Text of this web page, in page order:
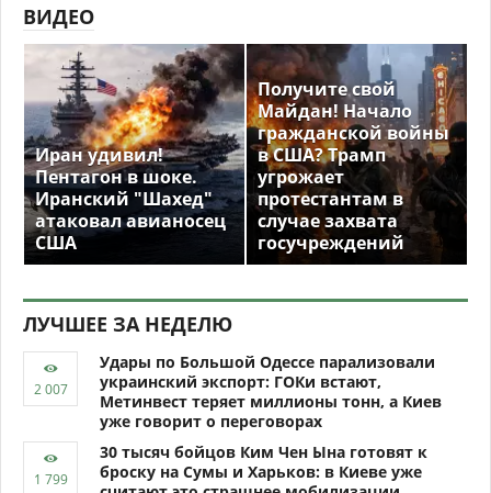
ВИДЕО
Иран удивил!
Пентагон в шоке.
Иранский "Шахед"
атаковал авианосец
США
Получите свой
Майдан! Начало
гражданской войны
в США? Трамп
угрожает
протестантам в
случае захвата
госучреждений
ЛУЧШЕЕ ЗА НЕДЕЛЮ
Удары по Большой Одессе парализовали
украинский экспорт: ГОКи встают,
Метинвест теряет миллионы тонн, а Киев
уже говорит о переговорах
30 тысяч бойцов Ким Чен Ына готовят к
броску на Сумы и Харьков: в Киеве уже